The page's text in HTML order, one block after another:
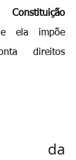
ela impõe
direitos
da